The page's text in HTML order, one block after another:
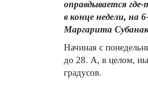
оправдывается
в конце недели, на
Маргарита
Начиная с
до 28. А, в целом,
градусов.